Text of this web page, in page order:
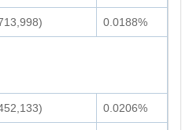
0.0188%
0.0206%